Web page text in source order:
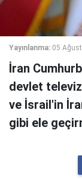
Yayınlanma: 05
İran
devlet
ve İsrail'in
gibi ele